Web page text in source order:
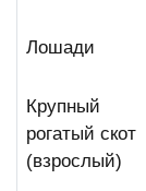
Лошади
Крупный
рогатый скот
(взрослый)